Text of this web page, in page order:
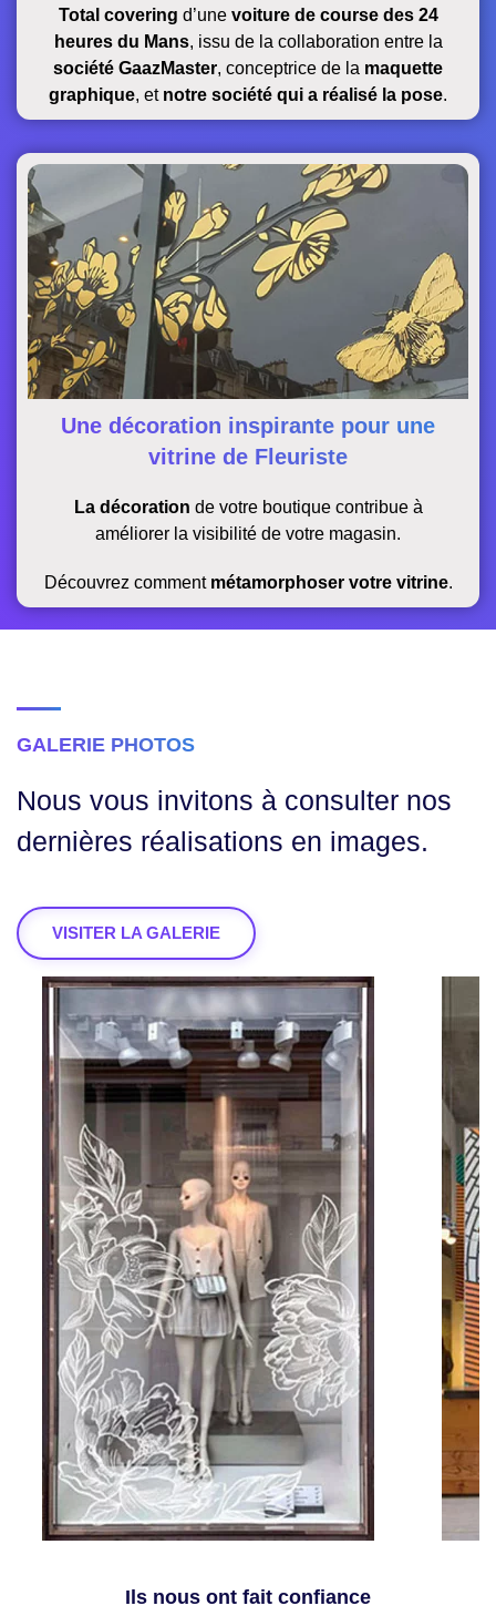
Total covering d’une voiture de course des 24
heures du Mans, issu de la collaboration entre la
société GaazMaster, conceptrice de la maquette
graphique, et notre société qui a réalisé la pose.
Une décoration inspirante pour une
vitrine de Fleuriste
La décoration de votre boutiquecontribue à
améliorer la visibilité de votre magasin.
Découvrez comment métamorphoser votre vitrine.
GALERIE PHOTOS
Nous vous invitons à consulter nos
dernières réalisations en images.
VISITER LA GALERIE
Ils nous ont fait confiance